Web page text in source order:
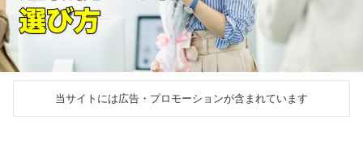
当サイトには広告・プロモーションが含まれています